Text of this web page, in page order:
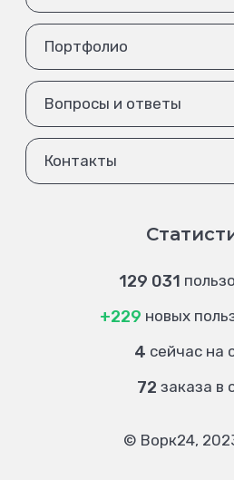
Портфолио
Вопросы и ответы
Контакты
129 031
+229 новых
4 сейчас на
72 заказа в
© Ворк24,